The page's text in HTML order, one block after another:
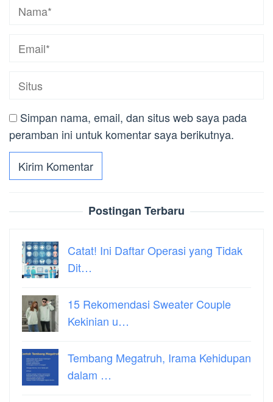
Simpan nama, email, dan situs web saya pada
peramban ini untuk komentar saya berikutnya.
Postingan Terbaru
Catat! Ini Daftar Operasi yang Tidak
Dit…
15 Rekomendasi Sweater Couple
Kekinian u…
Tembang Megatruh, Irama Kehidupan
dalam …